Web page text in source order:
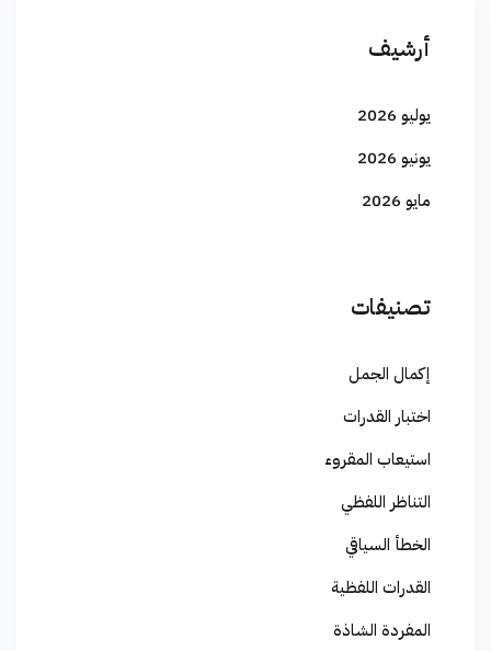
أرشيف
يوليو 2026
يونيو 2026
مايو 2026
تصنيفات
إكمال الجمل
اختبار القدرات
استيعاب المقروء
التناظر اللفظي
الخطأ السياقي
القدرات اللفظية
المفردة الشاذة